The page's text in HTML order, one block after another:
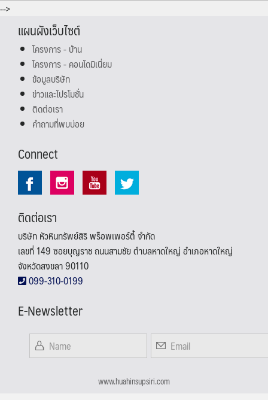
-->
แผนผังเว็บไซต์
โครงการ - บ้าน
โครงการ - คอนโดมิเนี่ยม
ข้อมูลบริษัท
ข่าวและโปรโมชั่น
ติดต่อเรา
คำถามที่พบบ่อย
Connect
ติดต่อเรา
บริษัท หัวหินทรัพย์สิริ พร็อพเพอร์ตี้ จำกัด
เลขที่ 149 ซอยบุญราช ถนนสามชัย ตำบลหาดใหญ่ อำเภอหาดใหญ่
จังหวัดสงขลา 90110
099-310-0199
E-Newsletter
www.huahinsupsiri.com